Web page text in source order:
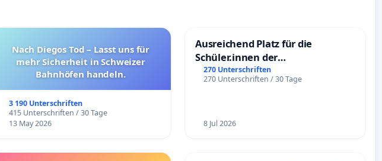
Nach Diegos Tod – Lasst uns für
mehr Sicherheit in Schweizer
Bahnhöfen handeln.
3 190 Unterschriften
415 Unterschriften / 30 Tage
13 May 2026
Ausreichend Platz für die
Schüler.innen der
Schönbergschule
270 Unterschriften
270 Unterschriften / 30 Tage
8 Jul 2026